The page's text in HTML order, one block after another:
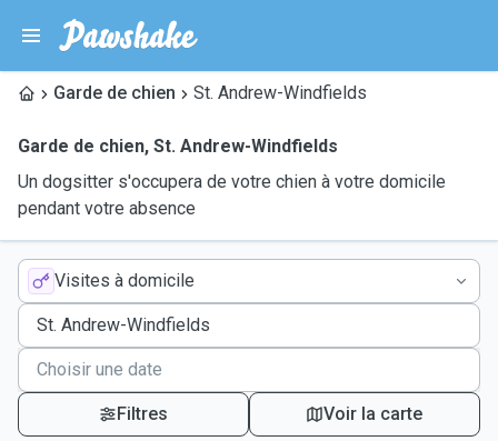
Garde de chien St. Andrew-Windfields
Garde de chien, St. Andrew-Windfields
Un dogsitter s'occupera de votre chien à votre domicile
pendant votre absence
Visites à domicile
Filtres Voir la carte